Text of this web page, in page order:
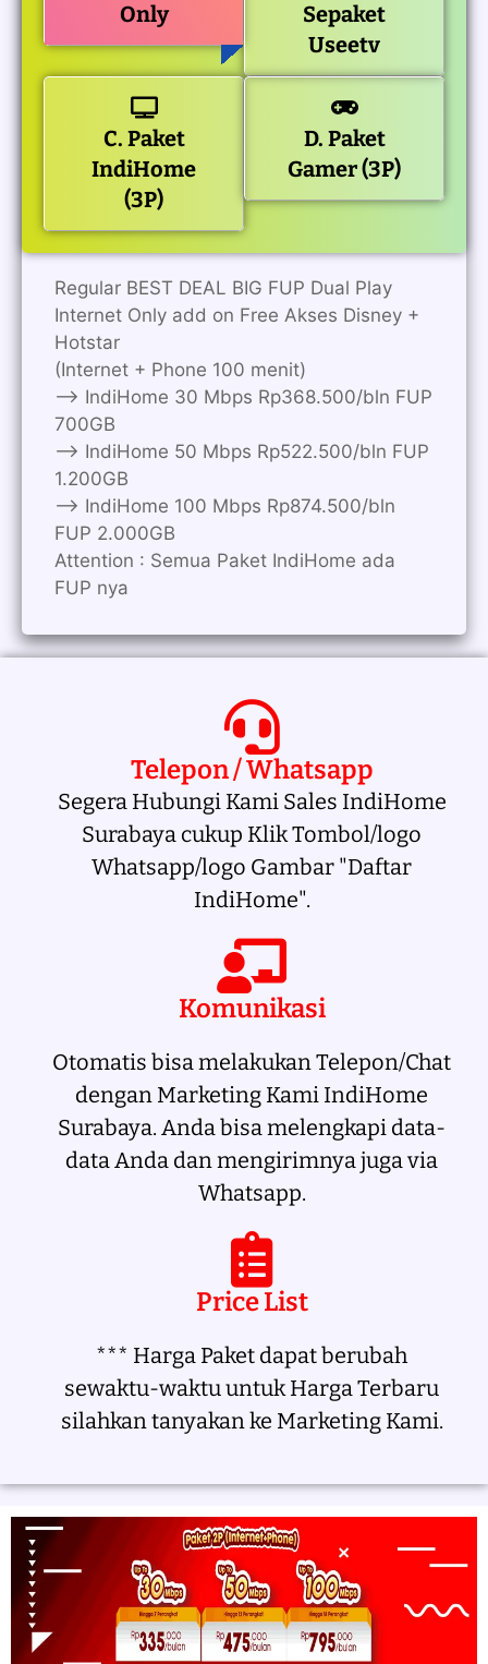
Only
Sepaket
Useetv
C. Paket
IndiHome
(3P)
D. Paket
Gamer (3P)
Regular BEST DEAL BIG FUP Dual Play
Internet Only add on Free Akses Disney +
Hotstar
(Internet + Phone 100 menit)
——> IndiHome 30 Mbps Rp368.500/bln FUP
700GB
——> IndiHome 50 Mbps Rp522.500/bln FUP
1.200GB
——> IndiHome 100 Mbps Rp874.500/bln
FUP 2.000GB
Attention : Semua Paket IndiHome ada
FUP nya
Telepon / Whatsapp
Segera Hubungi Kami Sales IndiHome
Surabaya cukup Klik Tombol/logo
Whatsapp/logo Gambar "Daftar
IndiHome".
Komunikasi
Otomatis bisa melakukan Telepon/Chat
dengan Marketing Kami IndiHome
Surabaya. Anda bisa melengkapi data-
data Anda dan mengirimnya juga via
Whatsapp.
Price List
*** Harga Paket dapat berubah
sewaktu-waktu untuk Harga Terbaru
silahkan tanyakan ke Marketing Kami.